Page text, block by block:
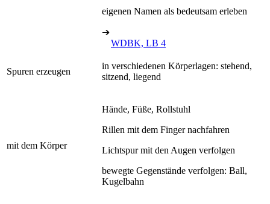
eigenen Namen als bedeutsam erleben
➔
WDBK, LB 4
Spuren erzeugen
in verschiedenen Körperlagen: stehend,
sitzend, liegend
mit dem Körper
Hände, Füße, Rollstuhl
Rillen mit dem Finger nachfahren
Lichtspur mit den Augen verfolgen
bewegte Gegenstände verfolgen: Ball,
Kugelbahn